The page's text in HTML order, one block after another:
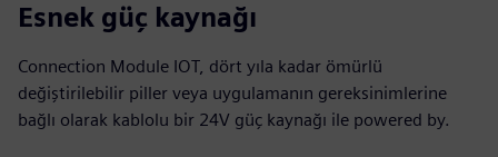
Esnek güç kaynağı
Connection Module IOT, dört yıla kadar ömürlü
değiştirilebilir piller veya uygulamanın gereksinimlerine
bağlı olarak kablolu bir 24V güç kaynağı ile powered by.